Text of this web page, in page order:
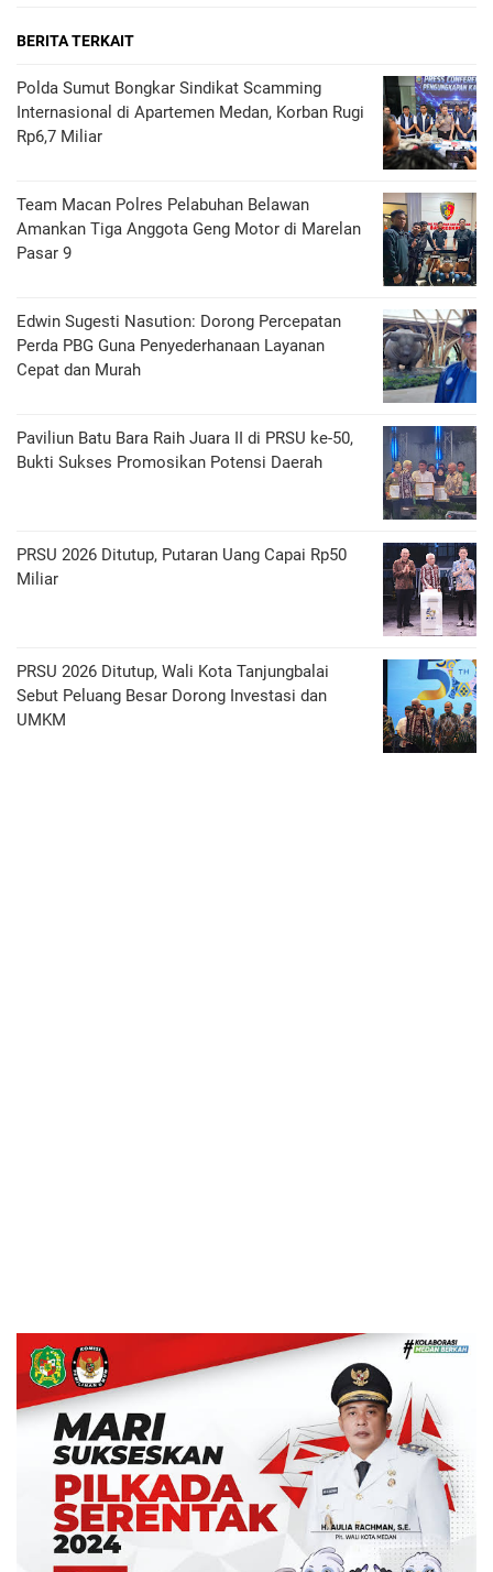
BERITA TERKAIT
Polda Sumut Bongkar Sindikat Scamming
Internasional di Apartemen Medan, Korban Rugi
Rp6,7 Miliar
Team Macan Polres Pelabuhan Belawan
Amankan Tiga Anggota Geng Motor di Marelan
Pasar 9
Edwin Sugesti Nasution: Dorong Percepatan
Perda PBG Guna Penyederhanaan Layanan
Cepat dan Murah
Paviliun Batu Bara Raih Juara II di PRSU ke-50,
Bukti Sukses Promosikan Potensi Daerah
PRSU 2026 Ditutup, Putaran Uang Capai Rp50
Miliar
PRSU 2026 Ditutup, Wali Kota Tanjungbalai
Sebut Peluang Besar Dorong Investasi dan
UMKM